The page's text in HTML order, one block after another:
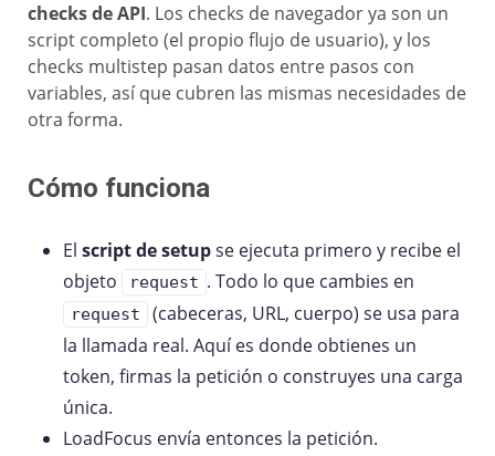
checks de API. Los checks de navegador ya son un
script completo (el propio flujo de usuario), y los
checks multistep pasan datos entre pasos con
variables, así que cubren las mismas necesidades de
otra forma.
Cómo funciona
El script de setupse ejecuta primero y recibe el
objeto
request . Todo lo que cambies en
request
(cabeceras, URL, cuerpo) se usa para
la llamada real. Aquí es donde obtienes un
token, firmas la petición o construyes una carga
única.
LoadFocus envía entonces la petición.